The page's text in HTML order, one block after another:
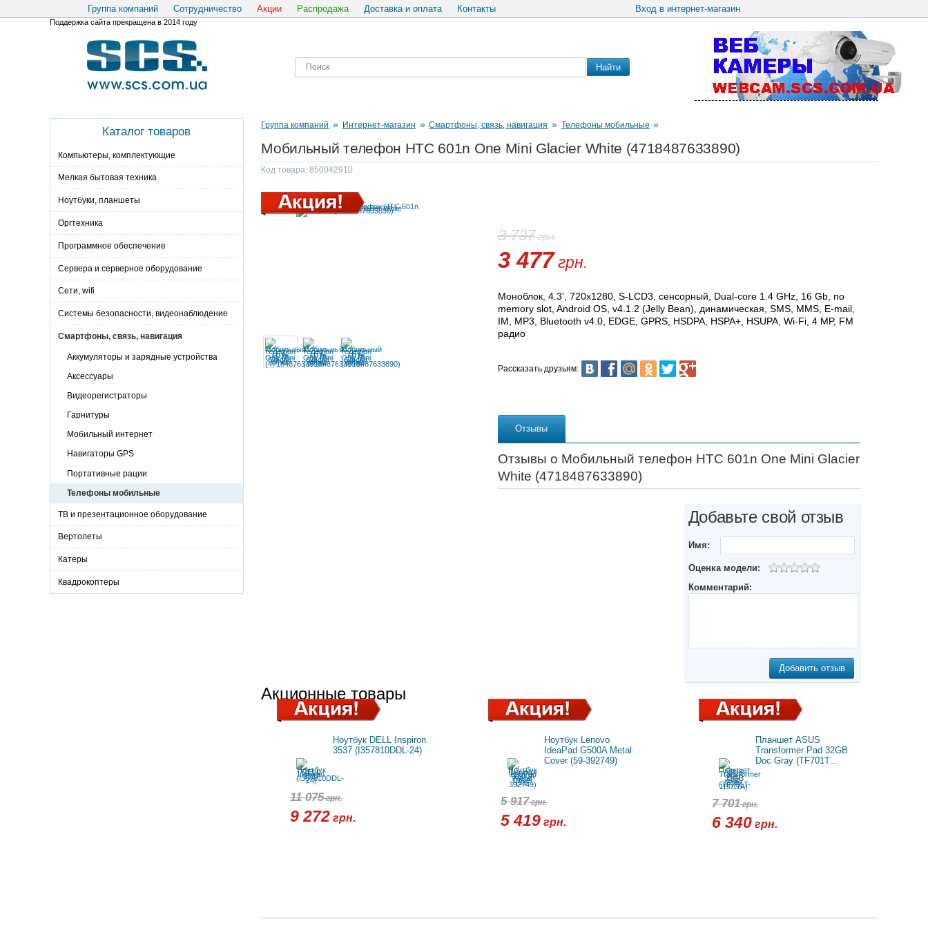
Группа компаний Сотрудничество Акции Распродажа Доставка и оплата Контакты Вход в интернет-магазин
Поддержка сайта прекращена в 2014 году
Найти
Каталог товаров
Компьютеры, комплектующие
Мелкая бытовая техника
Ноутбуки, планшеты
Оргтехника
Программное обеспечение
Сервера и серверное оборудование
Сети, wifi
Системы безопасности, видеонаблюдение
Смартфоны, связь, навигация
Аккумуляторы и зарядные устройства
Аксессуары
Видеорегистраторы
Гарнитуры
Мобильный интернет
Навигаторы GPS
Портативные рации
Телефоны мобильные
ТВ и презентационное оборудование
Вертолеты
Катеры
Квадрокоптеры
Группа компаний » Интернет-магазин » Смартфоны, связь, навигация » Телефоны мобильные »
Мобильный телефон HTC 601n One Mini Glacier White (4718487633890)
Код товара: 850042910
3 737грн.
3 477грн.
Моноблок, 4.3', 720х1280, S-LCD3, сенсорный, Dual-core 1.4 GHz, 16 Gb, no
memory slot, Android OS, v4.1.2 (Jelly Bean), динамическая, SMS, MMS, E-mail,
IM, MP3, Bluetooth v4.0, EDGE, GPRS, HSDPA, HSPA+, HSUPA, Wi-Fi, 4 MP, FM
радио
Рассказать друзьям:
Отзывы
Отзывы о Мобильный телефон HTC 601n One Mini Glacier
White (4718487633890)
Добавьте свой отзыв
Имя:
Оценка модели:
Комментарий:
Добавить отзыв
Акционные товары
Ноутбук DELL Inspiron
3537 (I357810DDL-24)
11 075грн.
9 272грн.
Ноутбук Lenovo
IdeaPad G500A Metal
Cover (59-392749)
5 917грн.
5 419 грн.
Планшет ASUS
Transformer Pad 32GB
Doc Gray (TF701T...
7 701грн.
6 340 грн.